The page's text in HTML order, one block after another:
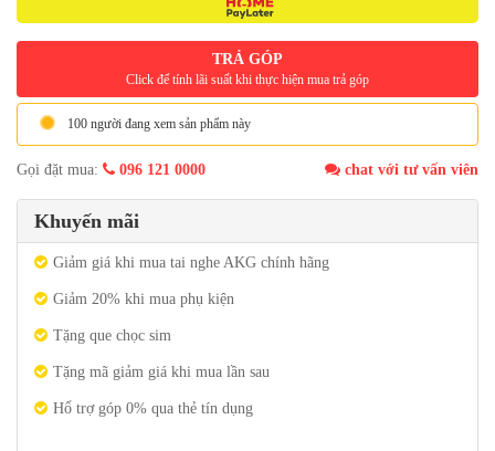
TRẢ GÓP
Click để tính lãi suất khi thực hiện mua trả góp
100 người đang xem sản phẩm này
Gọi đặt mua: 096 121 0000 chat với tư vấn viên
Khuyến mãi
Giảm giá khi mua tai nghe AKG chính hãng
Giảm 20% khi mua phụ kiện
Tặng que chọc sim
Tặng mã giảm giá khi mua lần sau
Hổ trợ góp 0% qua thẻ tín dụng